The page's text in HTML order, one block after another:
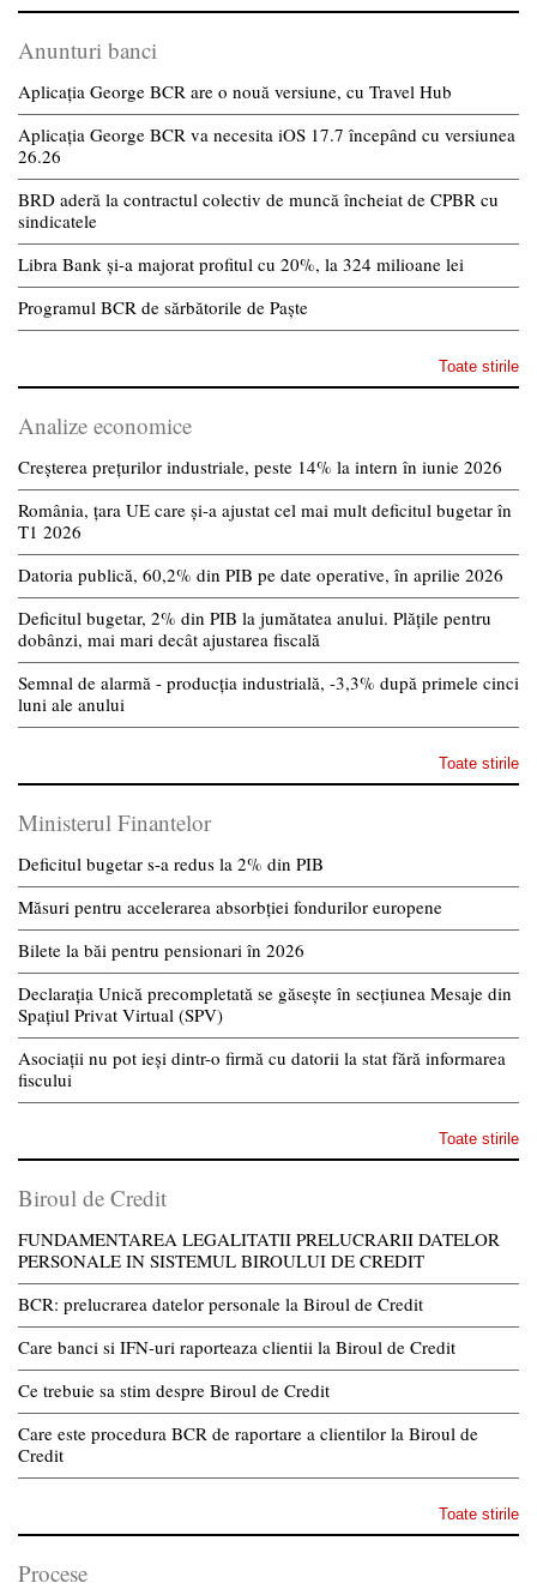
Anunturi banci
Aplicația George BCR are o nouă versiune, cu Travel Hub
Aplicația George BCR va necesita iOS 17.7 începând cu versiunea
26.26
BRD aderă la contractul colectiv de muncă încheiat de CPBR cu
sindicatele
Libra Bank și-a majorat profitul cu 20%, la 324 milioane lei
Programul BCR de sărbătorile de Paște
Toate stirile
Analize economice
Creșterea prețurilor industriale, peste 14% la intern în iunie 2026
România, țara UE care și-a ajustat cel mai mult deficitul bugetar în
T1 2026
Datoria publică, 60,2% din PIB pe date operative, în aprilie 2026
Deficitul bugetar, 2% din PIB la jumătatea anului. Plățile pentru
dobânzi, mai mari decât ajustarea fiscală
Semnal de alarmă - producția industrială, -3,3% după primele cinci
luni ale anului
Toate stirile
Ministerul Finantelor
Deficitul bugetar s-a redus la 2% din PIB
Măsuri pentru accelerarea absorbției fondurilor europene
Bilete la băi pentru pensionari în 2026
Declarația Unică precompletată se găsește în secțiunea Mesaje din
Spațiul Privat Virtual (SPV)
Asociații nu pot ieși dintr-o firmă cu datorii la stat fără informarea
fiscului
Toate stirile
Biroul de Credit
FUNDAMENTAREA LEGALITATII PRELUCRARII DATELOR
PERSONALE IN SISTEMUL BIROULUI DE CREDIT
BCR: prelucrarea datelor personale la Biroul de Credit
Care banci si IFN-uri raporteaza clientii la Biroul de Credit
Ce trebuie sa stim despre Biroul de Credit
Care este procedura BCR de raportare a clientilor la Biroul de
Credit
Toate stirile
Procese